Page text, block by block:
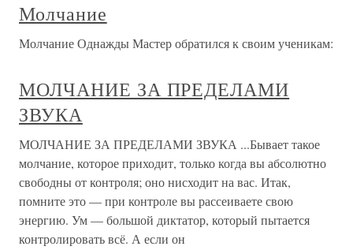
Молчание
Молчание Однажды Мастер обратился к своим ученикам:
МОЛЧАНИЕ ЗА ПРЕДЕЛАМИ
ЗВУКА
МОЛЧАНИЕ ЗА ПРЕДЕЛАМИ ЗВУКА ...Бывает такое
молчание, которое приходит, только когда вы абсолютно
свободны от контроля; оно нисходит на вас. Итак,
помните это — при контроле вы рассеиваете свою
энергию. Ум — большой диктатор, который пытается
контролировать всё. А если он